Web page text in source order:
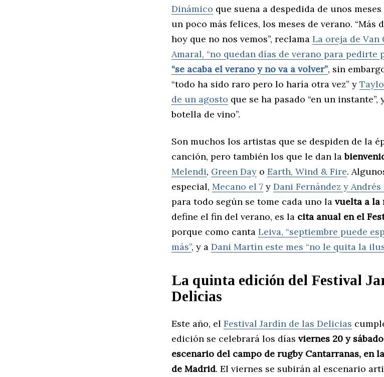
Dinámico que suena a despedida de unos
un poco más felices, los meses de verano. “Más
hoy que no nos vemos”, reclama La oreja de Van
Amaral, “no quedan días de verano para pedirte
“se acaba el verano y no va a volver”, sin
“todo ha sido raro pero lo haría otra vez” y
de un agosto que se ha pasado “en un
botella de vino”.
Son muchos los artistas que se despiden de la
canción, pero también los que le dan la
Melendi, Green Day o Earth, Wind & Fire.
especial, Mecano el 7 y Dani Fernández y
para todo según se tome cada uno la vuelta a la
define el fin del verano, es la cita anual en el
porque como canta Leiva, “septiembre puede
más”, y a Dani Martín este mes “no le quita la
La quinta edición del Festival
Delicias
Este año, el Festival Jardín de las Delicias
edición se celebrará los días viernes 20 y
escenario del campo de rugby Cantarranas, en
de Madrid. El viernes se subirán al escenario